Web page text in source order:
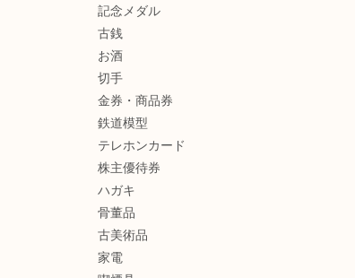
記念メダル
古銭
お酒
切手
金券・商品券
鉄道模型
テレホンカード
株主優待券
ハガキ
骨董品
古美術品
家電